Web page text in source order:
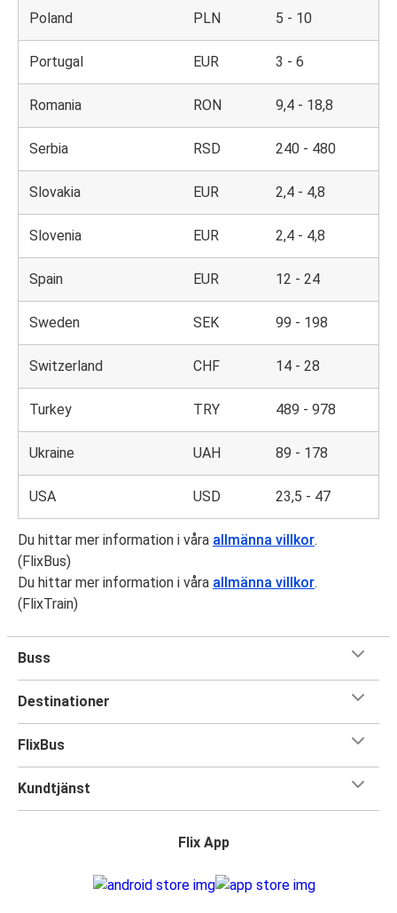
Poland PLN 5 - 10
Portugal EUR 3 - 6
Romania RON 9,4 - 18,8
Serbia RSD 240 - 480
Slovakia EUR 2,4 - 4,8
Slovenia EUR 2,4 - 4,8
Spain EUR 12 - 24
Sweden SEK 99 - 198
Switzerland CHF 14 - 28
Turkey TRY 489 - 978
Ukraine UAH 89 - 178
USA USD 23,5 - 47
Du hittar mer information i våra allmänna villkor.
(FlixBus)
Du hittar mer information i våra allmänna villkor.
(FlixTrain)
Buss
Destinationer
FlixBus
Kundtjänst
Flix App